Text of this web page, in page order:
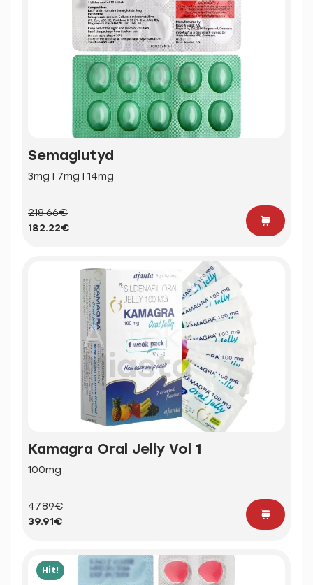
Semaglutyd
3mg | 7mg | 14mg
218.66€
182.22€
Kamagra Oral Jelly Vol 1
100mg
47.89€
39.91€
Hit!